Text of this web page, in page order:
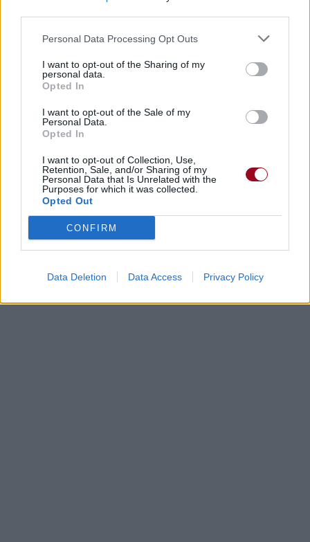
Personal Data Processing Opt Outs
I want to opt-out of the Sharing of my
personal data.
Opted In
I want to opt-out of the Sale of my
Personal Data.
Opted In
I want to opt-out of Collection, Use,
Retention, Sale, and/or Sharing of my
Personal Data that Is Unrelated with the
Purposes for which it was collected.
Opted Out
CONFIRM
Data Deletion Data Access Privacy Policy